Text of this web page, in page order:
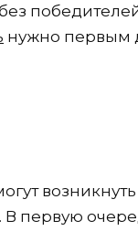
нужно первым
первую